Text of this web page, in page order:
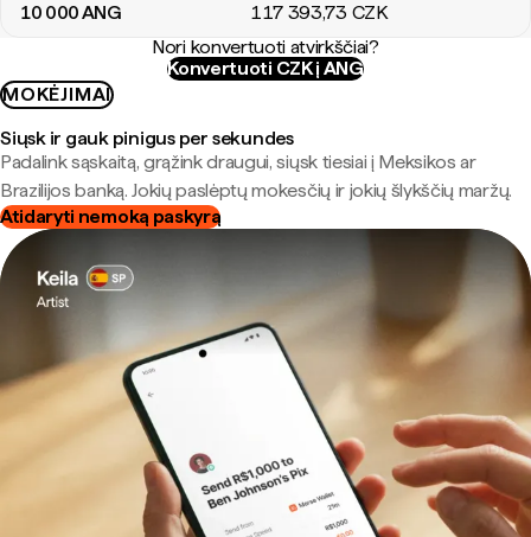
10 000ANG 117 393,73 CZK
Nori konvertuoti atvirkščiai?
Konvertuoti CZK į ANG
MOKĖJIMAI
Siųsk ir gauk pinigus per sekundes
Padalink sąskaitą, grąžink draugui, siųsk tiesiai į Meksikos ar
Brazilijos banką. Jokių paslėptų mokesčių ir jokių šlykščių maržų.
Atidaryti nemoką paskyrą